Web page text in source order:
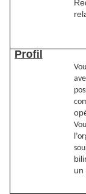
Profil
un